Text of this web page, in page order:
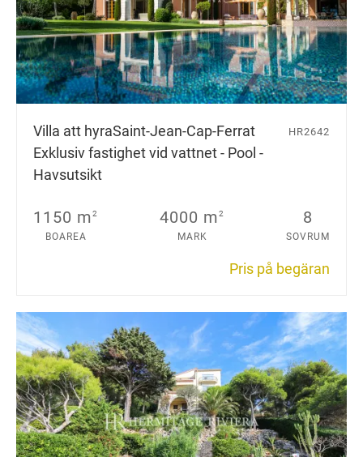
Villa att hyraSaint-Jean-Cap-Ferrat
Exklusiv fastighet vid vattnet - Pool -
Havsutsikt
HR2642
1150 m2
BOAREA
4000 m2
MARK
8
SOVRUM
Pris på begäran